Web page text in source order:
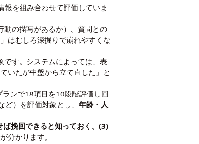
を組み合わせて評価していま
動の描写があるか）、質問との
はむしろ深掘りで崩れやすくな
です。システムによっては、表
いたが中盤から立て直した」と
ンで18項目を10段階評価し回
ど）を評価対象とし、年齢・人
挽回できると知っておく、(3)
分かります。